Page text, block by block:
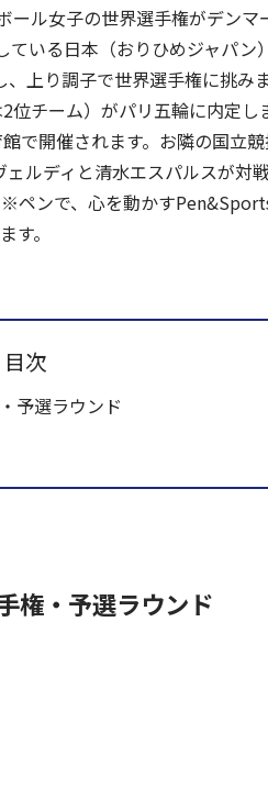
ル女子の世界選手権がデンマ
いる日本（おりひめジャパン
上り調子で世界選手権に挑み
位チーム）がパリ五輪に内定
で開催されます。お隣の国立
ルディと清水エスパルスが対
ンで、心を動かす
す。
目次
予選ラウンド
権・予選ラウンド